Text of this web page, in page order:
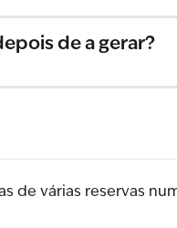
de a gerar?
de várias reservas